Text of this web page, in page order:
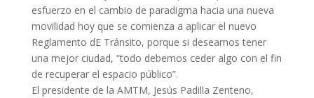
esfuerzo en el cambio de paradigma hacia una nueva
movilidad hoy que se comienza a aplicar el nuevo
Reglamento dE Tránsito, porque si deseamos tener
una mejor ciudad, “todo debemos ceder algo con el fin
de recuperar el espacio público”.
El presidente de la AMTM, Jesús Padilla Zenteno,